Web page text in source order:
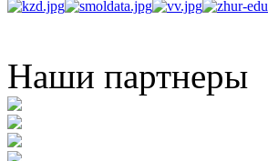
Наши партнеры